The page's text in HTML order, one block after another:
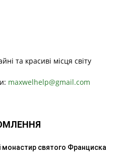
та красиві місця світу
maxwelhelp@gmail.com
монастир святого Франциска